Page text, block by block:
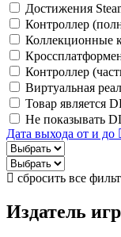
Достижения
Контроллер
Коллекционные
Контроллер
Виртуальная
Товар является
Не показывать
Дата выхода от и до
сбросить все
Издатель игр